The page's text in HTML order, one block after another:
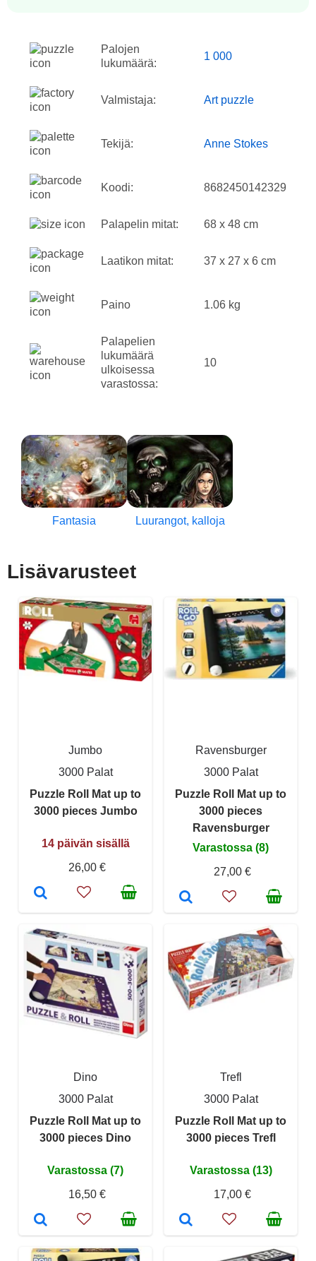
Palojen
lukumäärä:
1 000
Valmistaja: Art puzzle
Tekijä: Anne Stokes
Koodi: 8682450142329
Palapelin mitat: 68 x 48 cm
Laatikon mitat: 37 x 27 x 6 cm
Paino 1.06 kg
Palapelien
lukumäärä
ulkoisessa
varastossa:
10
Fantasia Luurangot, kalloja
Lisävarusteet
Jumbo
3000 Palat
Puzzle Roll Mat up to
3000 pieces Jumbo
14 päivän sisällä
26,00 €
Ravensburger
3000 Palat
Puzzle Roll Mat up to
3000 pieces
Ravensburger
Varastossa (8)
27,00 €
Dino
3000 Palat
Puzzle Roll Mat up to
3000 pieces Dino
Varastossa (7)
16,50 €
Trefl
3000 Palat
Puzzle Roll Mat up to
3000 pieces Trefl
Varastossa (13)
17,00 €